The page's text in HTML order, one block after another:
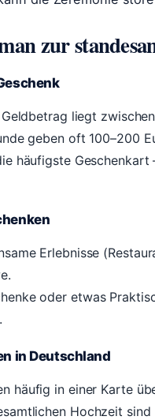
zur
liegt
geben oft 100–200
häufigste
Erlebnisse
oder etwas
in Deutschland
häufig in einer Karte
Hochzeit